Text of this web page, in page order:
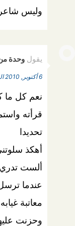
وليس شاعر
يقول وحدة
6 أكتوبر, 2010 الساعة 12:01 ص
نعم كل ما
قرأته
تحديدا
أهكذ
ألست
عندما
معاتبة
وحزنت